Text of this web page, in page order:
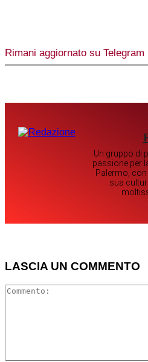
Rimani aggiornato su Telegram
Un gruppo di
passione per
Palermo,
sua
LASCIA UN COMMENTO